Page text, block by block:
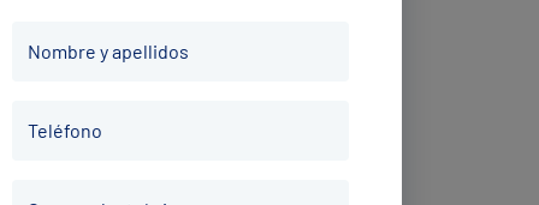
Nombre y apellidos
Teléfono